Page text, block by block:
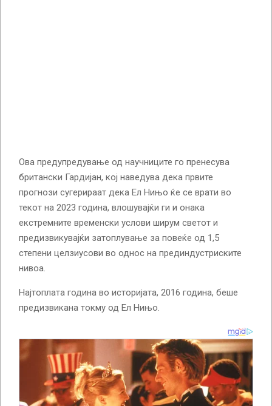
Ова предупредување од научниците го пренесува
британски Гардијан, кој наведува дека првите
прогнози сугерираат дека Ел Нињо ќе се врати во
текот на 2023 година, влошувајќи ги и онака
екстремните временски услови ширум светот и
предизвикувајќи затоплување за повеќе од 1,5
степени целзиусови во однос на прединдустриските
нивоа.
Најтоплата година во историјата, 2016 година, беше
предизвикана токму од Ел Нињо.